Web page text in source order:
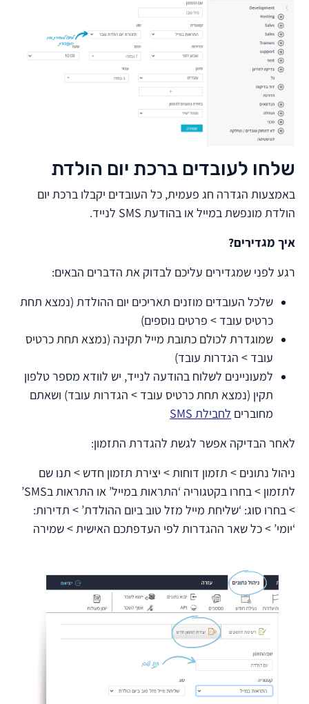
שלחו לעובדים ברכת יום הולדת
באמצעות הגדרה חג פעמית, כל העובדים יקבלו ברכת יום
הולדת מונפשת במייל או בהודעת SMS לנייד.
איך מגדירים?
רגע לפני שמגדירים עליכם לבדוק את הדברים הבאים:
שלכל העובדים מוזנים תאריכים יום ההולדת (נמצא תחת
כרטיס עובד > פרטים נוספים)
שמוגדרת לכולם כתובת מייל תקינה (נמצא תחת כרטיס
עובד > הגדרות עובד)
למעוניינים לשלוח בהודעה לנייד, יש לוודא מספר טלפון
תקין (נמצא תחת כרטיס עובד > הגדרות עובד) ושאתם
מחוברים לחבילת SMS
לאחר הבדיקה אפשר לגשת להגדרת התזמון:
ניהול נתונים > תזמון דוחות > יצירת תזמון חדש > תנו שם
לתזמון > בחרו בקטגוריה ‘התראות במייל’ או התראות בSMS’
> בחרו סוג: ‘שליחת מייל מזל טוב ביום ההולדת’ > תדירות:
‘יומי’ > כל שאר ההגדרות לפי העדפתכם האישית > שמירה